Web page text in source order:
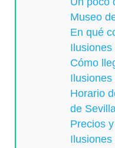
Museo
En qué
Cómo
Horario
de
Precios